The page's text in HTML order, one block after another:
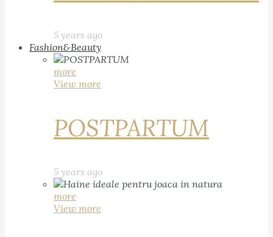
5 years ago
Fashion&Beauty
more
View more
POSTPARTUM
5 years ago
more
View more